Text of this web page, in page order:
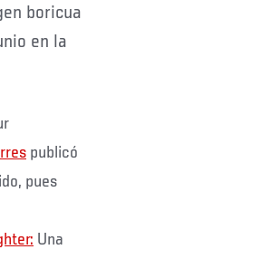
en la
publicó
pues
Una